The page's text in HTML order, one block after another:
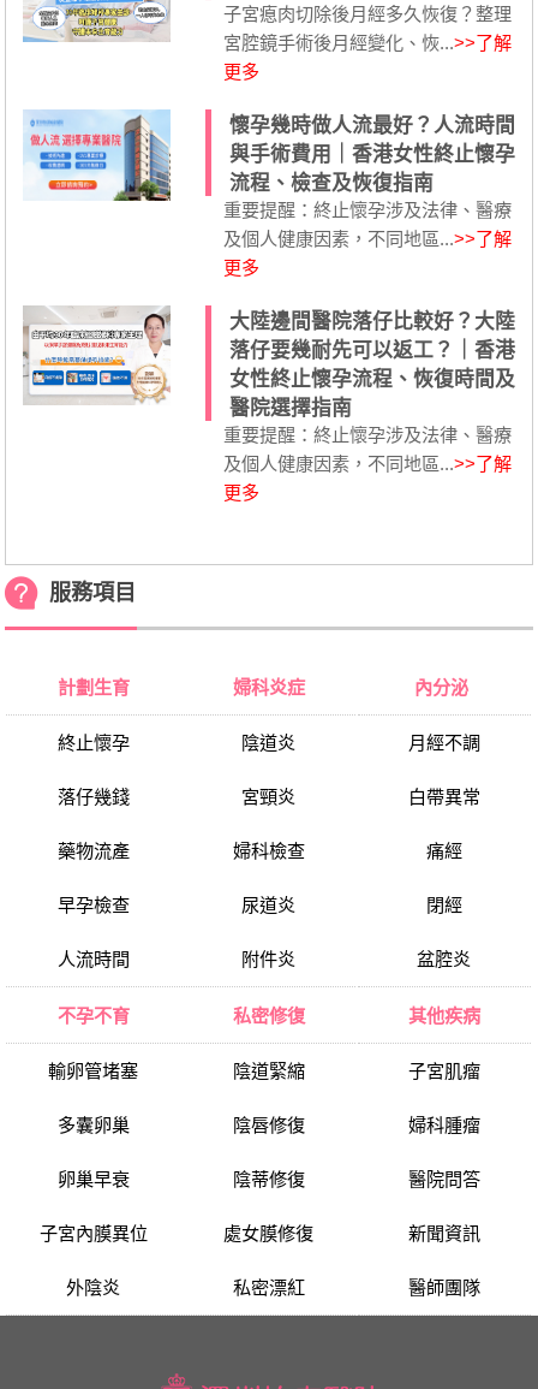
子宮瘜肉切除後月經多久恢復？整理
宮腔鏡手術後月經變化、恢...>>了解
更多
懷孕幾時做人流最好？人流時間
與手術費用｜香港女性終止懷孕
流程、檢查及恢復指南
重要提醒：終止懷孕涉及法律、醫療
及個人健康因素，不同地區...>>了解
更多
大陸邊間醫院落仔比較好？大陸
落仔要幾耐先可以返工？｜香港
女性終止懷孕流程、恢復時間及
醫院選擇指南
重要提醒：終止懷孕涉及法律、醫療
及個人健康因素，不同地區...>>了解
更多
服務項目
計劃生育
終止懷孕
落仔幾錢
藥物流產
早孕檢查
人流時間
婦科炎症
陰道炎
宮頸炎
婦科檢查
尿道炎
附件炎
內分泌
月經不調
白帶異常
痛經
閉經
盆腔炎
不孕不育
輸卵管堵塞
多囊卵巢
卵巢早衰
子宮內膜異位
外陰炎
私密修復
陰道緊縮
陰唇修復
陰蒂修復
處女膜修復
私密漂紅
其他疾病
子宮肌瘤
婦科腫瘤
醫院問答
新聞資訊
醫師團隊